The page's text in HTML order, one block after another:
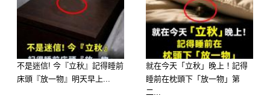
自己的第一直覺，那些隨機電腦選號或
突然映入眼簾的號碼，往往就是幫您清
空外債的頭獎密碼！
不是迷信! 今『立秋』記得睡前
床頭『放一物』明天早上...
就在今天「立秋」晚上！記得
睡前在枕頭下「放一物」第
二...